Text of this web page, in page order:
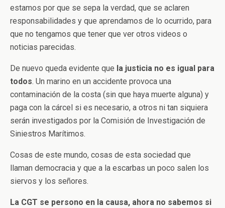
estamos por que se sepa la verdad, que se aclaren
responsabilidades y que aprendamos de lo ocurrido, para
que no tengamos que tener que ver otros videos o
noticias parecidas.
De nuevo queda evidente que la justicia no es igual para
todos. Un marino en un accidente provoca una
contaminación de la costa (sin que haya muerte alguna) y
paga con la cárcel si es necesario, a otros ni tan siquiera
serán investigados por la Comisión de Investigación de
Siniestros Marítimos.
Cosas de este mundo, cosas de esta sociedad que
llaman democracia y que a la escarbas un poco salen los
siervos y los señores.
La CGT se persono en la causa, ahora no sabemos si